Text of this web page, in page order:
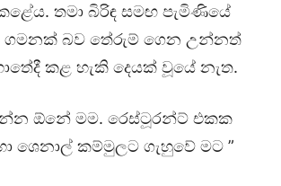
තමා බිරිඳ සමඟ පැමිණියේ
ගමනක් බව තේරුම් ගෙන උන්නත්
කළ හැකි දෙයක් වූයේ නැත.
ඕනේ මම. රෙස්ටූරන්ට් එකක
ශෙනාල් කම්මුලට ගැහුවේ මට ”